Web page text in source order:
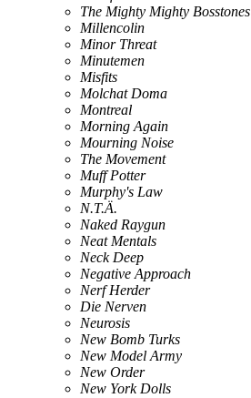
The Mighty Mighty Bosstones
Millencolin
Minor Threat
Minutemen
Misfits
Molchat Doma
Montreal
Morning Again
Mourning Noise
The Movement
Muff Potter
Murphy's Law
N.T.Ä.
Naked Raygun
Neat Mentals
Neck Deep
Negative Approach
Nerf Herder
Die Nerven
Neurosis
New Bomb Turks
New Model Army
New Order
New York Dolls